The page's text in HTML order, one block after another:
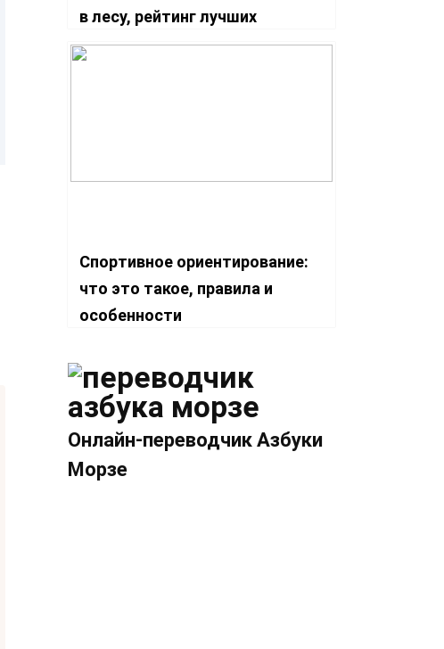
в лесу, рейтинг лучших
туристических, электронных,
Спортивное ориентирование:
что это такое, правила и
особенности
Онлайн-переводчик Азбуки
Морзе